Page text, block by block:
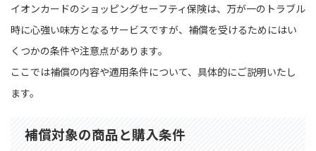
イオンカードのショッピングセーフティ保険は、万が一のトラブル
時に心強い味方となるサービスですが、補償を受けるためにはい
くつかの条件や注意点があります。
ここでは補償の内容や適用条件について、具体的にご説明いたし
ます。
補償対象の商品と購入条件